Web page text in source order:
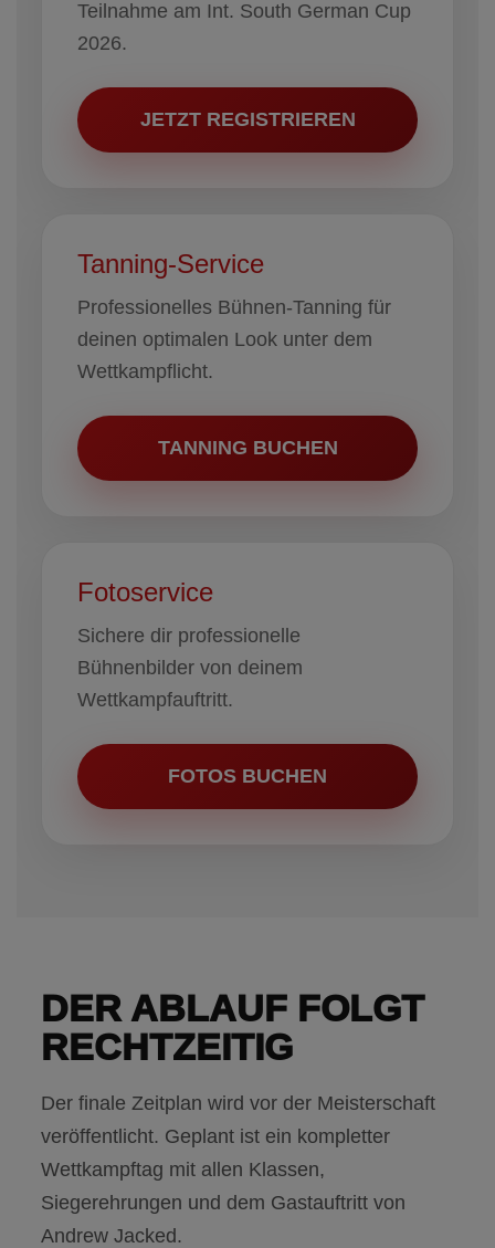
Teilnahme am Int. South German Cup
2026.
JETZT REGISTRIEREN
Tanning-Service
Professionelles Bühnen-Tanning für
deinen optimalen Look unter dem
Wettkampflicht.
TANNING BUCHEN
Fotoservice
Sichere dir professionelle
Bühnenbilder von deinem
Wettkampfauftritt.
FOTOS BUCHEN
DER ABLAUF FOLGT
RECHTZEITIG
Der finale Zeitplan wird vor der Meisterschaft
veröffentlicht. Geplant ist ein kompletter
Wettkampftag mit allen Klassen,
Siegerehrungen und dem Gastauftritt von
Andrew Jacked.